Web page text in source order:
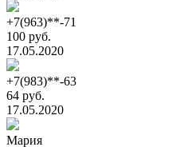
+7(963)**-71
100 руб.
17.05.2020
+7(983)**-63
64 руб.
17.05.2020
Мария